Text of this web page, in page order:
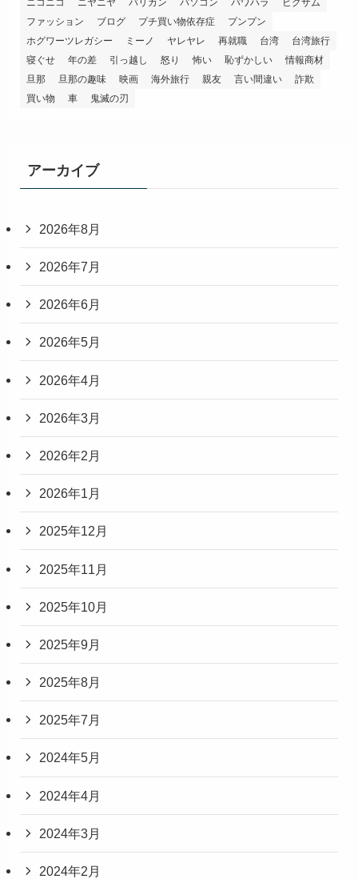
ファッション
ブログ プチ買い物依存症
プンプン
ホグワーツレガシー
ミーノ ヤレヤレ 再就職 台湾
台湾旅行
寝ぐせ
年の差 引っ越し 怒り 怖い 恥ずかしい
情報商材
旦那
旦那の趣味 映画 海外旅行 親友 言い間違い
詐欺
買い物
車 鬼滅の刃
アーカイブ
2026年8月
2026年7月
2026年6月
2026年5月
2026年4月
2026年3月
2026年2月
2026年1月
2025年12月
2025年11月
2025年10月
2025年9月
2025年8月
2025年7月
2024年5月
2024年4月
2024年3月
2024年2月